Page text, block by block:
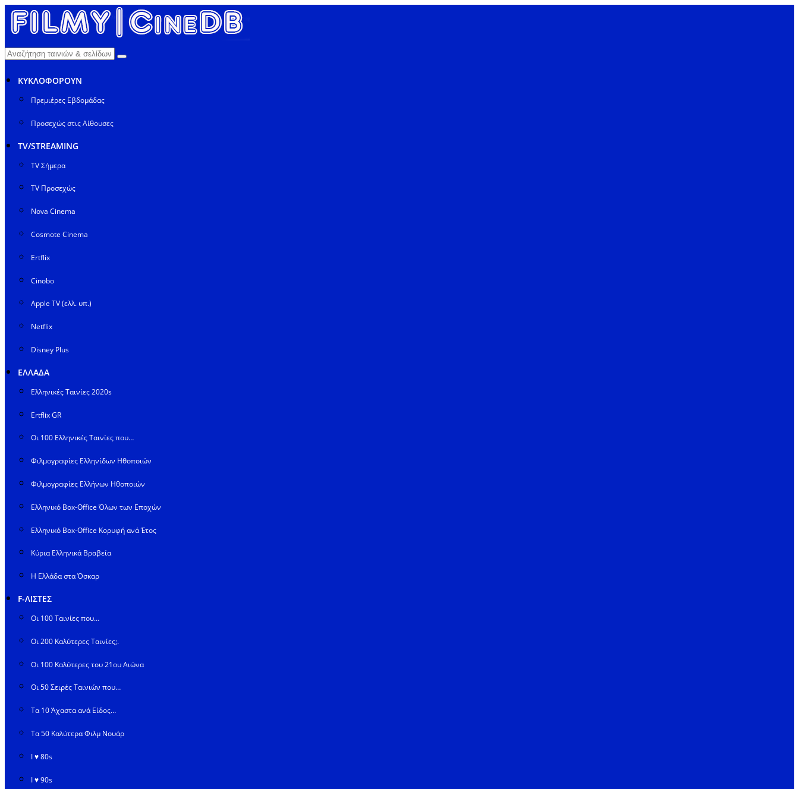
ΚΥΚΛΟΦΟΡΟΥΝ
Πρεμιέρες Εβδομάδας
Προσεχώς στις Αίθουσες
TV/STREAMING
TV Σήμερα
TV Προσεχώς
Nova Cinema
Cosmote Cinema
Ertflix
Cinobo
Apple TV (ελλ. υπ.)
Netflix
Disney Plus
ΕΛΛΑΔΑ
Ελληνικές Ταινίες 2020s
Ertflix GR
Οι 100 Ελληνικές Ταινίες που…
Φιλμογραφίες Ελληνίδων Ηθοποιών
Φιλμογραφίες Ελλήνων Ηθοποιών
Ελληνικό Box-Office Όλων των Εποχών
Ελληνικό Box-Office Κορυφή ανά Έτος
Κύρια Ελληνικά Βραβεία
Η Ελλάδα στα Όσκαρ
F-ΛΙΣΤΕΣ
Οι 100 Ταινίες που…
Οι 200 Καλύτερες Ταινίες;.
Οι 100 Καλύτερες του 21ου Αιώνα
Οι 50 Σειρές Ταινιών που…
Τα 10 Άχαστα ανά Είδος…
Τα 50 Καλύτερα Φιλμ Νουάρ
I ♥ 80s
I ♥ 90s